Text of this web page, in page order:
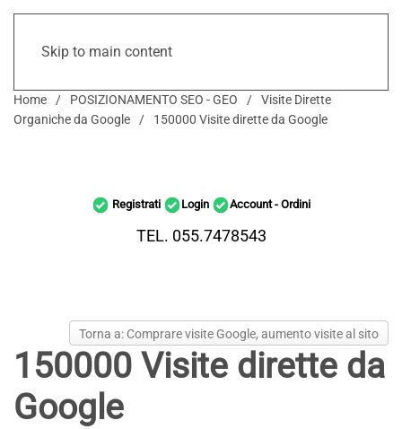
Skip to main content
Home POSIZIONAMENTO SEO - GEO
Visite Dirette
Organiche da Google
150000 Visite dirette da Google
Registrati Login Account - Ordini
TEL. 055.7478543
Torna a: Comprare visite Google, aumento visite al sito
150000 Visite dirette da
Google